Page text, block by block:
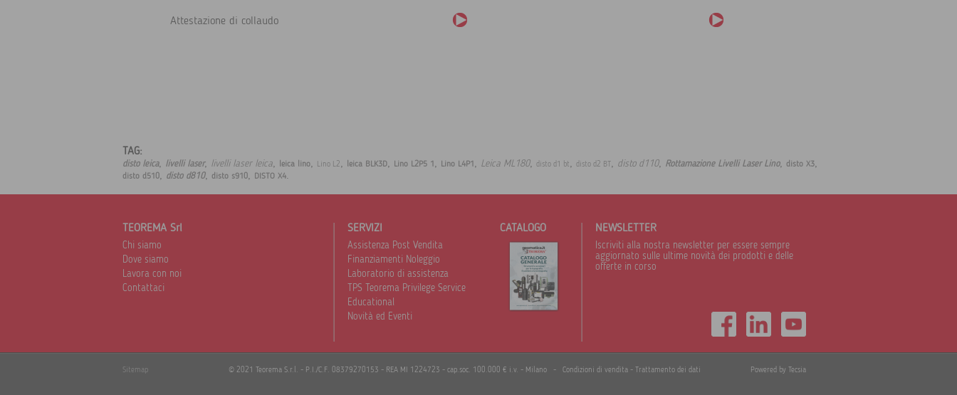
Attestazione di collaudo
TAG:
disto leica, livelli laser, livelli laser leica, leica lino, Lino L2, leica BLK3D, Lino L2P5 1 , Lino L4P1 , Leica ML180, disto d1 bt, disto d2 BT , disto d110, Rottamazione Livelli Laser Lino, disto X3,
disto d510, disto d810, disto s910, DISTO X4.
TEOREMA Srl
Chi siamo
Dove siamo
Lavora con noi
Contattaci
SERVIZI
Assistenza Post Vendita
Finanziamenti Noleggio
Laboratorio di assistenza
TPS Teorema Privilege Service
Educational
Novità ed Eventi
CATALOGO NEWSLETTER
Iscriviti alla nostra newsletter per essere sempre
aggiornato sulle ultime novità dei prodotti e delle
offerte in corso
Sitemap © 2021 Teorema S.r.l. - P.I./C.F. 08379270153 - REA MI 1224723 - cap.soc. 100.000 € i.v. - Milano - Condizioni di vendita- Trattamento dei dati Powered by Tecsia